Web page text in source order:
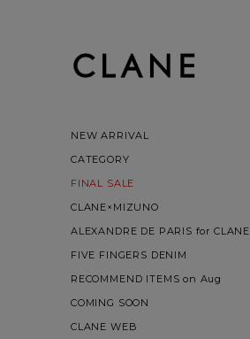
NEW ARRIVAL
CATEGORY
FINAL SALE
CLANE×MIZUNO
ALEXANDRE DE PARIS for CLANE
FIVE FINGERS DENIM
RECOMMEND ITEMS on Aug
COMING SOON
CLANE WEB